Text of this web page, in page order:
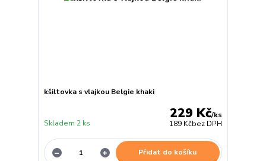
kšiltovka s vlajkou Belgie khaki
229 Kč/ks
189 Kčbez DPH
Skladem 2 ks
Přidat do košíku